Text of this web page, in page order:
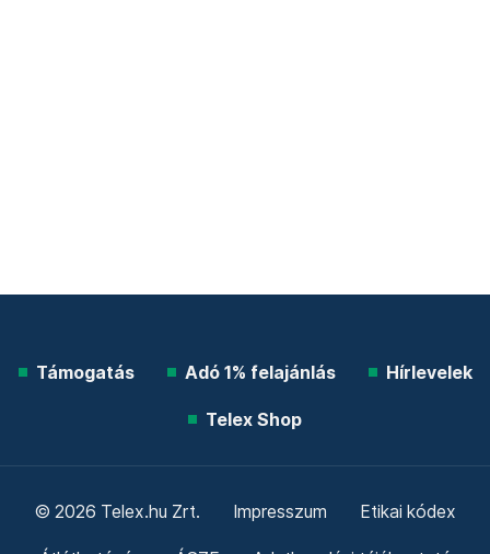
Támogatás Adó 1% felajánlás Hírlevelek
Telex Shop
© 2026 Telex.hu Zrt. Impresszum Etikai kódex